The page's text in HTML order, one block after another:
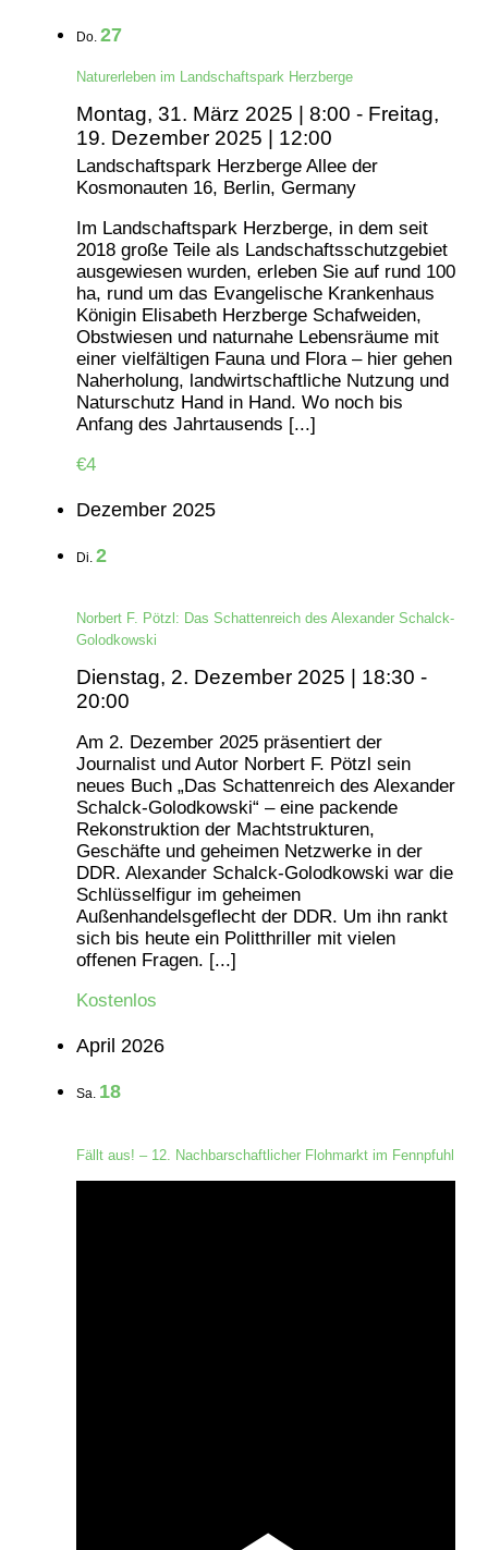
Do. 27
Naturerleben im Landschaftspark Herzberge
Montag, 31. März 2025 | 8:00 - Freitag,
19. Dezember 2025 | 12:00
Landschaftspark Herzberge Allee der
Kosmonauten 16, Berlin, Germany
Im Landschaftspark Herzberge, in dem seit
2018 große Teile als Landschaftsschutzgebiet
ausgewiesen wurden, erleben Sie auf rund 100
ha, rund um das Evangelische Krankenhaus
Königin Elisabeth Herzberge Schafweiden,
Obstwiesen und naturnahe Lebensräume mit
einer vielfältigen Fauna und Flora – hier gehen
Naherholung, landwirtschaftliche Nutzung und
Naturschutz Hand in Hand. Wo noch bis
Anfang des Jahrtausends [...]
€4
Dezember 2025
Di. 2
Norbert F. Pötzl: Das Schattenreich des Alexander Schalck-
Golodkowski
Dienstag, 2. Dezember 2025 | 18:30 -
20:00
Am 2. Dezember 2025 präsentiert der
Journalist und Autor Norbert F. Pötzl sein
neues Buch „Das Schattenreich des Alexander
Schalck-Golodkowski“ – eine packende
Rekonstruktion der Machtstrukturen,
Geschäfte und geheimen Netzwerke in der
DDR. Alexander Schalck-Golodkowski war die
Schlüsselfigur im geheimen
Außenhandelsgeflecht der DDR. Um ihn rankt
sich bis heute ein Politthriller mit vielen
offenen Fragen. [...]
Kostenlos
April 2026
Sa. 18
Fällt aus! – 12. Nachbarschaftlicher Flohmarkt im Fennpfuhl